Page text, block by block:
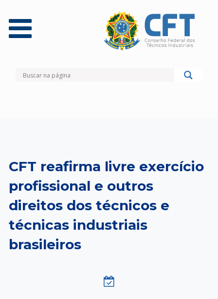
CFT reafirma livre exercício
profissional e outros
direitos dos técnicos e
técnicas industriais
brasileiros